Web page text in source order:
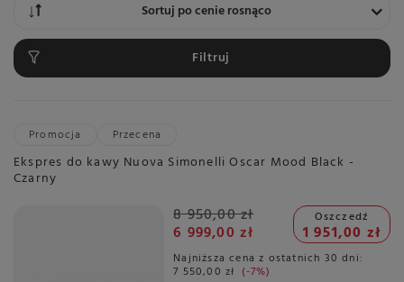
Zmień sortowanie
Sortuj po cenie rosnąco
Filtruj
Promocja Przecena
Ekspres do kawy Nuova Simonelli Oscar Mood Black -
Czarny
8 950,00 zł
6 999,00 zł
Oszczedź
1 951,00 zł
Najniższa cena z ostatnich 30 dni:
7 550,00 zł -7%